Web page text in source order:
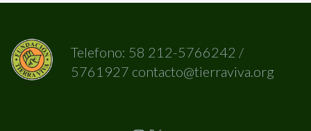
Telefono: 58 212-5766242 /
5761927 contacto@tierraviva.org